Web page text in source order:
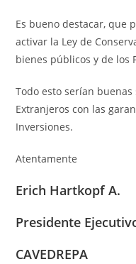
Es bueno destacar, que
activar la Ley de
bienes públicos y de los
Todo esto serían
Extranjeros con las
Inversiones.
Atentamente
Erich Hartkopf A.
Presidente
CAVEDREPA